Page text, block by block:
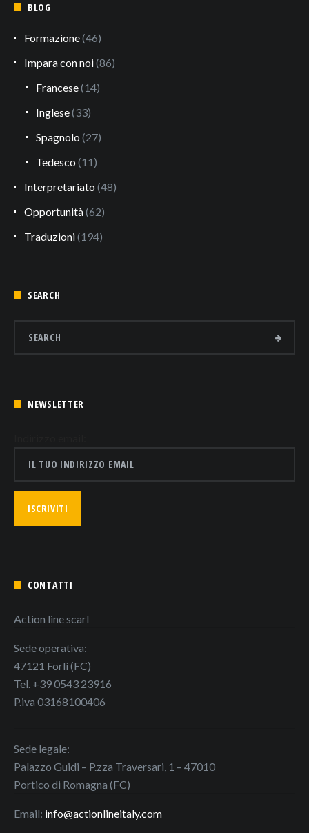
BLOG
Formazione(46)
Impara con noi(86)
Francese(14)
Inglese(33)
Spagnolo (27)
Tedesco (11)
Interpretariato (48)
Opportunità(62)
Traduzioni(194)
SEARCH
NEWSLETTER
CONTATTI
Action line scarl
Sede operativa:
47121 Forlì (FC)
Tel. +39 0543 23916
P.iva 03168100406
Sede legale:
Palazzo Guidi – P.zza Traversari, 1 – 47010
Portico di Romagna (FC)
Email: info@actionlineitaly.com